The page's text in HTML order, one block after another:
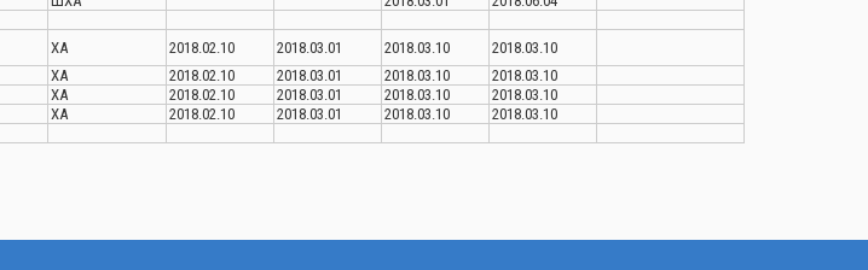
ХА 2018.02.10 2018.03.01 2018.03.10
2018.03.10
ХА 2018.02.10 2018.03.01 2018.03.10
2018.03.10
ХА 2018.02.10 2018.03.01 2018.03.10
2018.03.10
ХА 2018.02.10 2018.03.01 2018.03.10
2018.03.10